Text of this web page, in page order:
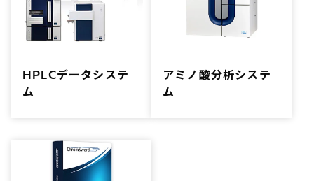
HPLCデータシステ
ム
アミノ酸分析システ
ム